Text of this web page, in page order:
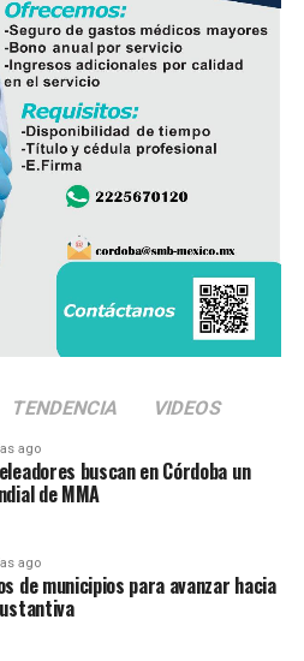
TENDENCIA VIDEOS
ago
buscan en Córdoba un
de MMA
ago
de municipios para avanzar hacia